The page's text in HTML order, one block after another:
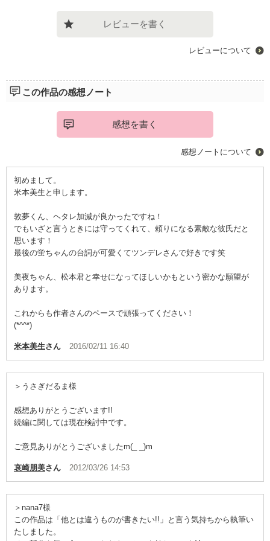
レビューを書く
レビューについて
この作品の感想ノート
感想を書く
感想ノートについて
初めまして。
米本美生と申します。
敦夢くん、ヘタレ加減が良かったですね！
でもいざと言うときには守ってくれて、頼りになる素敵な彼氏だと
思います！
最後の蛍ちゃんの台詞が可愛くてツンデレさんで好きです笑
美夜ちゃん、松本君と幸せになってほしいかもという密かな願望が
あります。
これからも作者さんのペースで頑張ってください！
(*^^*)
米本美生さん 2016/02/11 16:40
＞うさぎだるま様
感想ありがとうございます!!
続編に関しては現在検討中です。
ご意見ありがとうございましたm(_ _)m
哀崎朋美さん 2012/03/26 14:53
＞nana7様
この作品は「他とは違うものが書きたい!!」と言う気持ちから執筆い
たしました。